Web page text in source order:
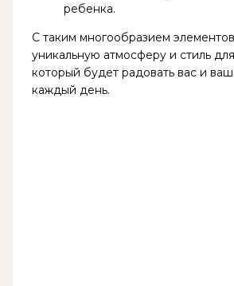
ребенка.
С таким многообразием
уникальную атмосферу и стиль
который будет радовать вас и
каждый день.